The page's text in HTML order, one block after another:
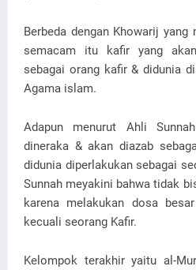
Berbeda dengan Khowarij yang
semacam itu kafir yang
sebagai orang kafir & didunia
Agama islam.
Adapun menurut Ahli
dineraka & akan diazab
didunia diperlakukan sebagai
Sunnah meyakini bahwa tidak
karena melakukan dosa
kecuali seorang Kafir.
Kelompok terakhir yaitu al-